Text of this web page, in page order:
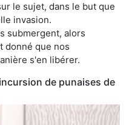
le sujet, dans le but que
invasion.
submergent, alors
donné que nos
s'en libérer.
de punaises de